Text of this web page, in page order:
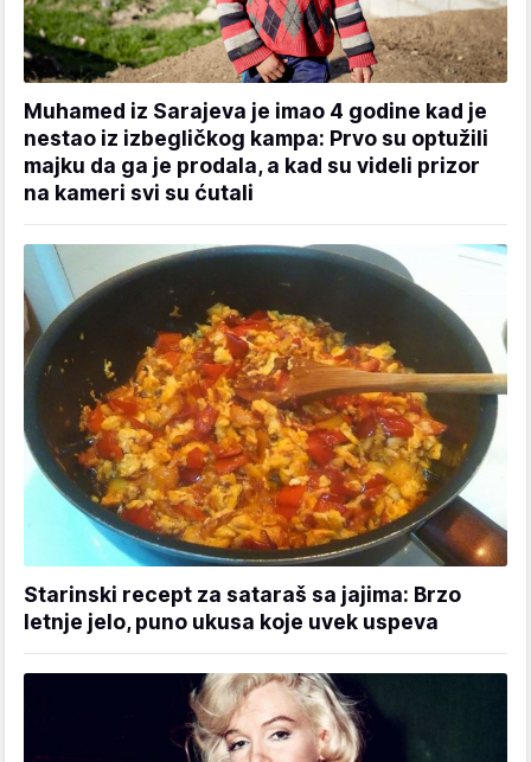
Muhamed iz Sarajeva je imao 4 godine kad je
nestao iz izbegličkog kampa: Prvo su optužili
majku da ga je prodala, a kad su videli prizor
na kameri svi su ćutali
Starinski recept za sataraš sa jajima: Brzo
letnje jelo, puno ukusa koje uvek uspeva